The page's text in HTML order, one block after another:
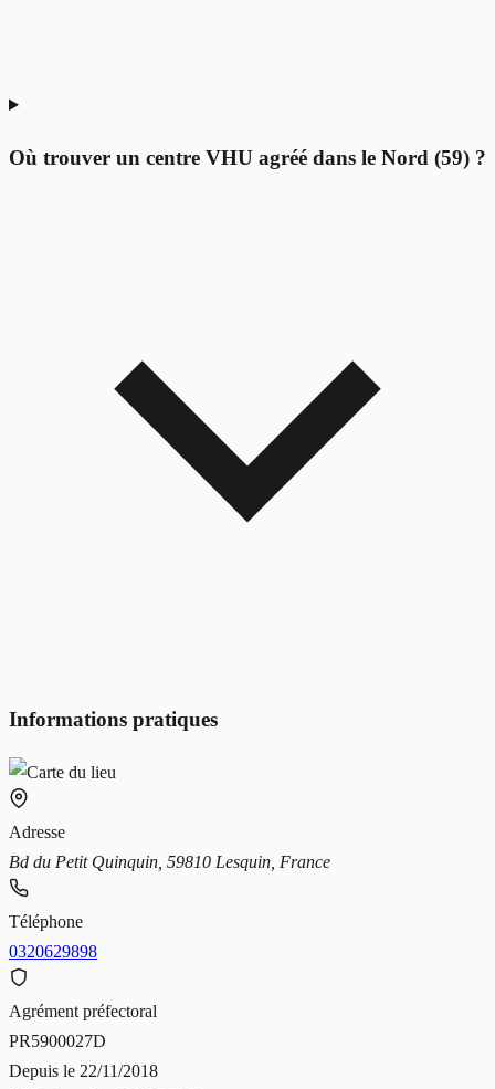
Où trouver un centre VHU agréé dans le Nord (59) ?
Informations pratiques
Adresse
Bd du Petit Quinquin, 59810 Lesquin, France
Téléphone
0320629898
Agrément préfectoral
PR5900027D
Depuis le 22/11/2018